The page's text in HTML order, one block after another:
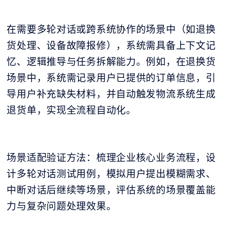
在需要多轮对话或跨系统协作的场景中（如退换
货处理、设备故障报修），系统需具备上下文记
忆、逻辑推导与任务拆解能力。例如，在退换货
场景中，系统需记录用户已提供的订单信息，引
导用户补充缺失材料，并自动触发物流系统生成
退货单，实现全流程自动化。
场景适配验证方法：梳理企业核心业务流程，设
计多轮对话测试用例，模拟用户提出模糊需求、
中断对话后继续等场景，评估系统的场景覆盖能
力与复杂问题处理效果。